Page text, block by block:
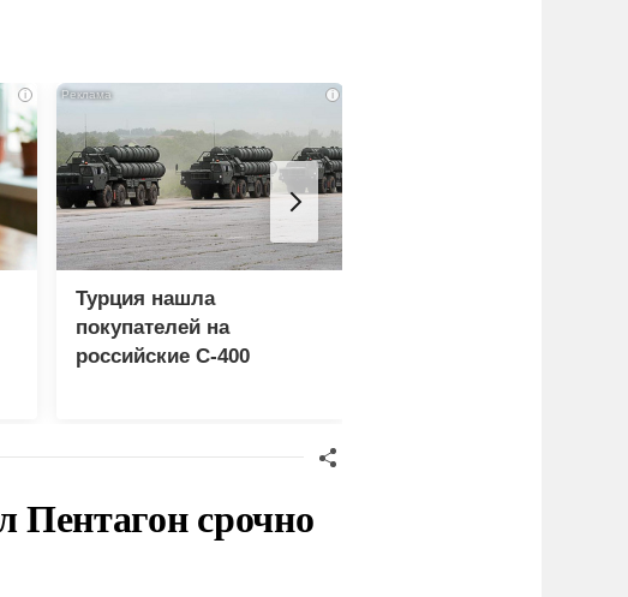
i i
Турция нашла
покупателей на
российские C-400
Пентагон срочно